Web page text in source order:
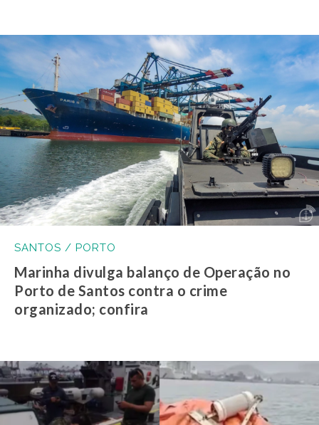
SANTOS / PORTO
Marinha divulga balanço de Operação no
Porto de Santos contra o crime
organizado; confira